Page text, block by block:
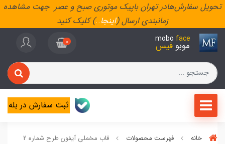
تحویل سفارش‌هادر تهران باپیک موتوری صبح و عصر جهت مشاهده
زمانبندی ارسال (اینجا..) کلیک کنید
mobo face
موبو فیس 0
ثبت سفارش در بله
خانه فهرست محصولات قاب مخملی آیفون طرح شماره 2